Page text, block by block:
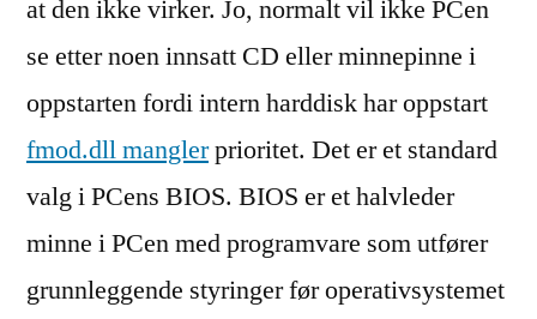
at den ikke virker. Jo, normalt vil ikke PCen
se etter noen innsatt CD eller minnepinne i
oppstarten fordi intern harddisk har oppstart
fmod.dll manglerprioritet. Det er et standard
valg i PCens BIOS. BIOS er et halvleder
minne i PCen med programvare som utfører
grunnleggende styringer før operativsystemet